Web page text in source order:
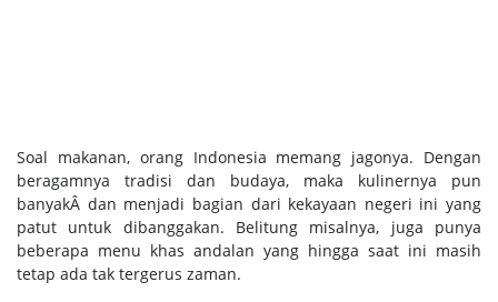
Soal makanan, orang Indonesia memang jagonya. Dengan
beragamnya tradisi dan budaya, maka kulinernya pun
banyakÂ dan menjadi bagian dari kekayaan negeri ini yang
patut untuk dibanggakan. Belitung misalnya, juga punya
beberapa menu khas andalan yang hingga saat ini masih
tetap ada tak tergerus zaman.